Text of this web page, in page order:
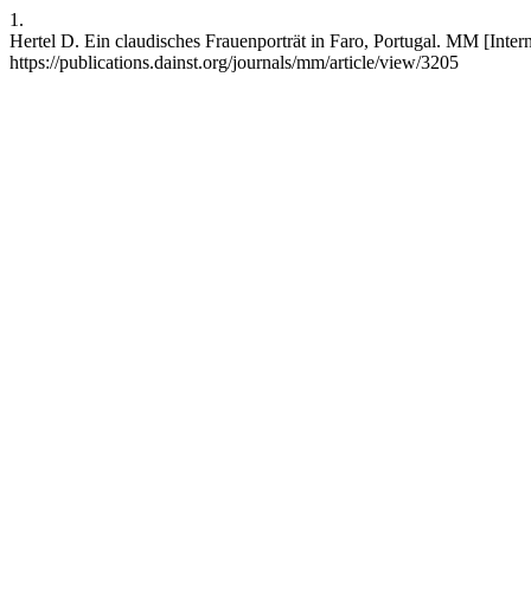
1.
Hertel D. Ein claudisches Frauenporträt in Faro, Portugal. MM
https://publications.dainst.org/journals/mm/article/view/3205